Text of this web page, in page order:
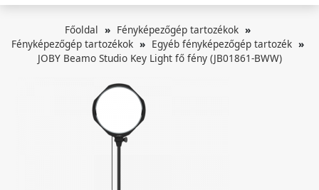
Főoldal
Fényképezőgép tartozékok
Fényképezőgép tartozékok
Egyéb fényképezőgép tartozék
JOBY Beamo Studio Key Light fő fény (JB01861-BWW)